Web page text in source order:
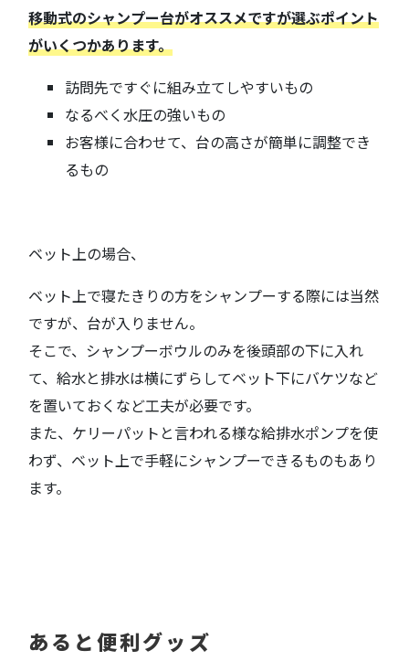
移動式のシャンプー台がオススメですが選ぶポイント
がいくつかあります。
訪問先ですぐに組み立てしやすいもの
なるべく水圧の強いもの
お客様に合わせて、台の高さが簡単に調整でき
るもの
ベット上の場合、
ベット上で寝たきりの方をシャンプーする際には当然
ですが、台が入りません。
そこで、シャンプーボウルのみを後頭部の下に入れ
て、給水と排水は横にずらしてベット下にバケツなど
を置いておくなど工夫が必要です。
また、ケリーパットと言われる様な給排水ポンプを使
わず、ベット上で手軽にシャンプーできるものもあり
ます。
あると便利グッズ